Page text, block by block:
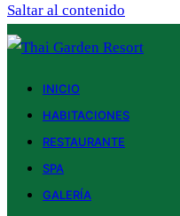
Saltar al contenido
INICIO
HABITACIONES
RESTAURANTE
SPA
GALERÍA